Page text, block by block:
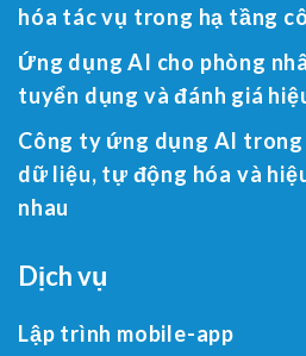
hóa tác vụ trong hạ tầng
Ứng dụng AI cho phòng
tuyển dụng và đánh giá
Công ty ứng dụng AI trong
dữ liệu, tự động hóa và
nhau
Dịch vụ
Lập trình mobile-app